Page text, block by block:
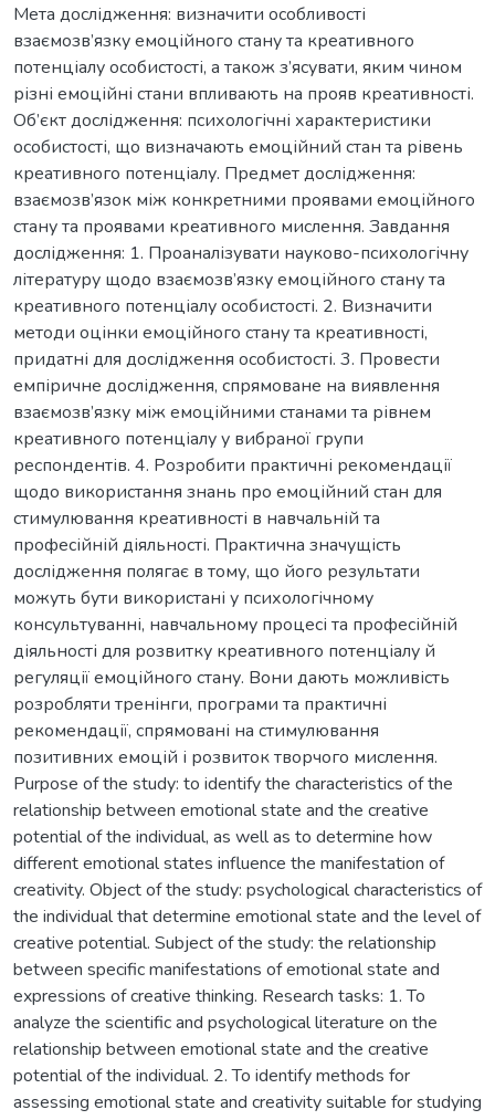
Мета дослідження: визначити особливості
взаємозв’язку емоційного стану та креативного
потенціалу особистості, а також з’ясувати, яким чином
різні емоційні стани впливають на прояв креативності.
Об’єкт дослідження: психологічні характеристики
особистості, що визначають емоційний стан та рівень
креативного потенціалу. Предмет дослідження:
взаємозв’язок між конкретними проявами емоційного
стану та проявами креативного мислення. Завдання
дослідження: 1. Проаналізувати науково-психологічну
літературу щодо взаємозв’язку емоційного стану та
креативного потенціалу особистості. 2. Визначити
методи оцінки емоційного стану та креативності,
придатні для дослідження особистості. 3. Провести
емпіричне дослідження, спрямоване на виявлення
взаємозв’язку між емоційними станами та рівнем
креативного потенціалу у вибраної групи
респондентів. 4. Розробити практичні рекомендації
щодо використання знань про емоційний стан для
стимулювання креативності в навчальній та
професійній діяльності. Практична значущість
дослідження полягає в тому, що його результати
можуть бути використані у психологічному
консультуванні, навчальному процесі та професійній
діяльності для розвитку креативного потенціалу й
регуляції емоційного стану. Вони дають можливість
розробляти тренінги, програми та практичні
рекомендації, спрямовані на стимулювання
позитивних емоцій і розвиток творчого мислення.
Purpose of the study: to identify the characteristics of the
relationship between emotional state and the creative
potential of the individual, as well as to determine how
different emotional states influence the manifestation of
creativity. Object of the study: psychological characteristics of
the individual that determine emotional state and the level of
creative potential. Subject of the study: the relationship
between specific manifestations of emotional state and
expressions of creative thinking. Research tasks: 1. To
analyze the scientific and psychological literature on the
relationship between emotional state and the creative
potential of the individual. 2. To identify methods for
assessing emotional state and creativity suitable for studying